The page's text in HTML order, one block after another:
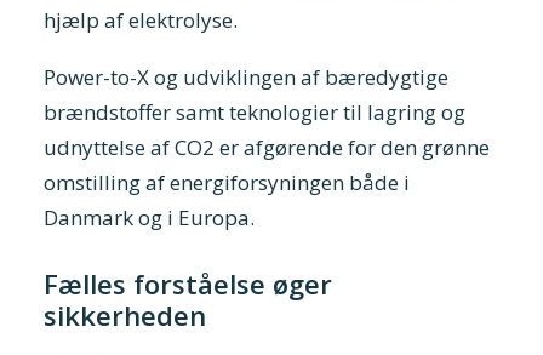
hjælp af elektrolyse.
Power-to-X og udviklingen af bæredygtige
brændstoffer samt teknologier til lagring og
udnyttelse af CO2 er afgørende for den grønne
omstilling af energiforsyningen både i
Danmark og i Europa.
Fælles forståelse øger
sikkerheden